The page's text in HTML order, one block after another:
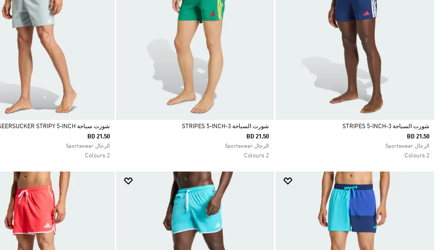
Selected
شورت السباحة 3-STRIPES 5-INCH
BD 21.50
الرجال Sportswear
2 Colours
Selected
شورت السباحة 3-STRIPES 5-INCH
BD 21.50
الرجال Sportswear
2 Colours
Selected
شورت سباحة SEERSUCKER STRIPY 5-INCH
BD 21.50
الرجال Sportswear
2 Colours